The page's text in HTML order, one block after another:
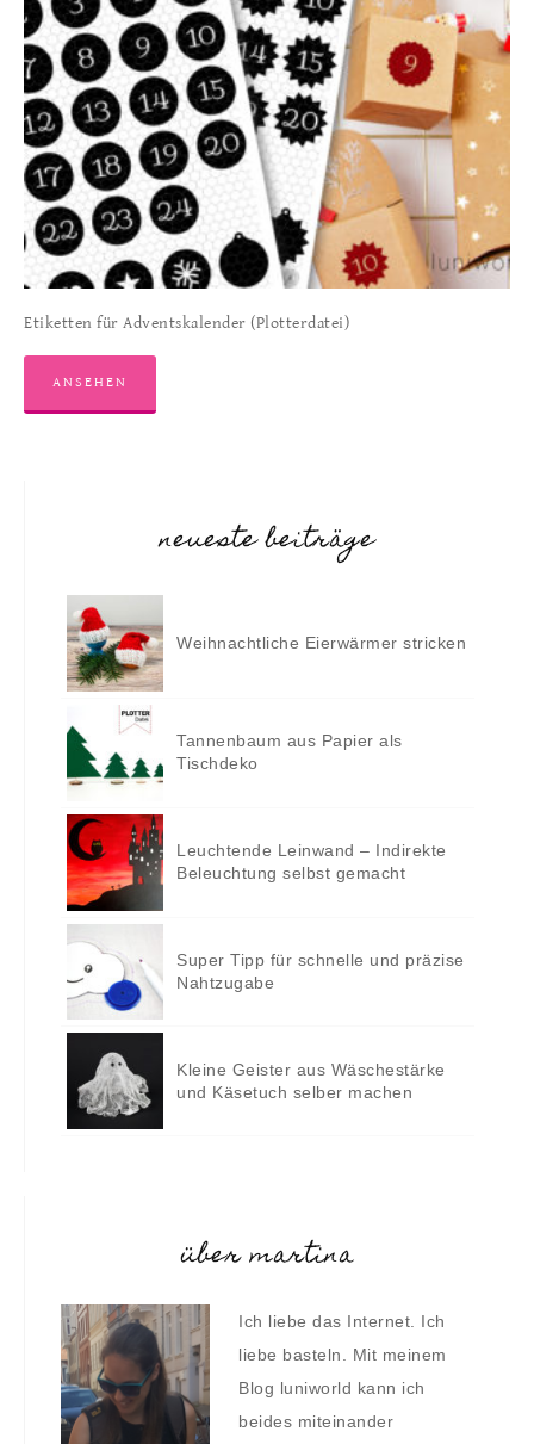
Etiketten für Adventskalender (Plotterdatei)
ANSEHEN
neueste beiträge
Weihnachtliche Eierwärmer stricken
Tannenbaum aus Papier als
Tischdeko
Leuchtende Leinwand – Indirekte
Beleuchtung selbst gemacht
Super Tipp für schnelle und präzise
Nahtzugabe
Kleine Geister aus Wäschestärke
und Käsetuch selber machen
über martina
Ich liebe das Internet. Ich
liebe basteln. Mit meinem
Blog luniworld kann ich
beides miteinander